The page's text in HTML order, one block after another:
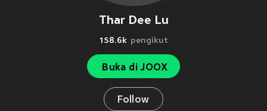
Thar Dee Lu
158.6k pengikut
Buka di JOOX
Follow